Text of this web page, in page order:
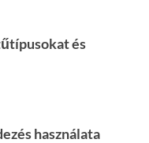
és
használata